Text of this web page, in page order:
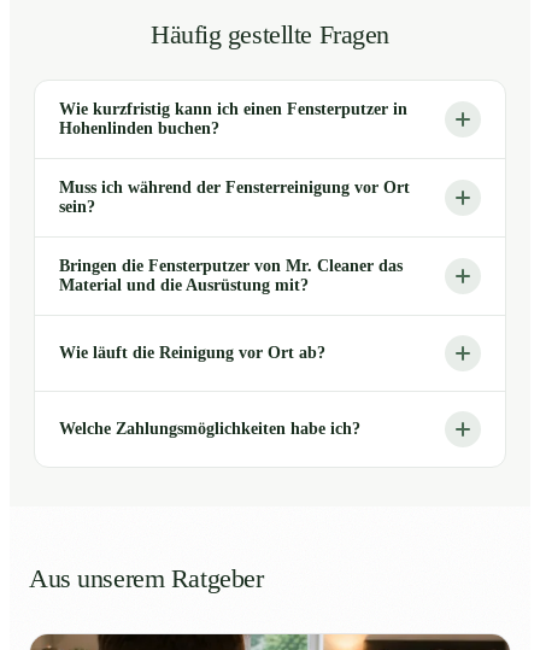
Häufig gestellte Fragen
Wie kurzfristig kann ich einen Fensterputzer in
Hohenlinden buchen?
Muss ich während der Fensterreinigung vor Ort
sein?
Bringen die Fensterputzer von Mr. Cleaner das
Material und die Ausrüstung mit?
Wie läuft die Reinigung vor Ort ab?
Welche Zahlungsmöglichkeiten habe ich?
Aus unserem Ratgeber